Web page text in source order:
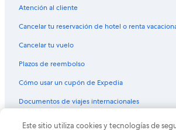
Atención al cliente
Cancelar tu reservación de hotel o renta
Cancelar tu vuelo
Plazos de reembolso
Cómo usar un cupón de Expedia
Documentos de viajes internacionales
© 2026 Expedia, Inc., una empresa de Expedia
Este sitio utiliza cookies y tecnologías de